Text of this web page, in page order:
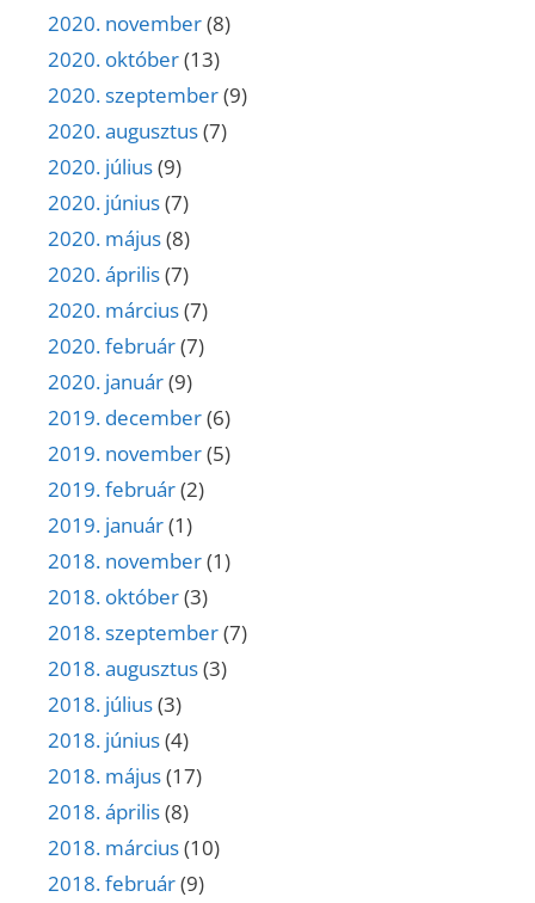
2020. november(8)
2020. október(13)
2020. szeptember(9)
2020. augusztus(7)
2020. július(9)
2020. június(7)
2020. május(8)
2020. április(7)
2020. március(7)
2020. február(7)
2020. január(9)
2019. december(6)
2019. november(5)
2019. február(2)
2019. január(1)
2018. november(1)
2018. október(3)
2018. szeptember(7)
2018. augusztus(3)
2018. július(3)
2018. június(4)
2018. május(17)
2018. április(8)
2018. március(10)
2018. február(9)